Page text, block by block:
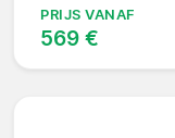
PRIJS VANAF
569 €